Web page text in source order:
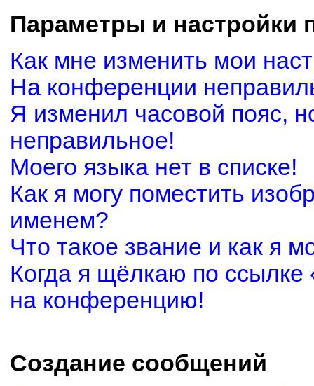
Параметры и настройки
Как мне изменить мои
На конференции
Я изменил часовой пояс,
неправильное!
Моего языка нет в списке!
Как я могу поместить
именем?
Что такое звание и как я
Когда я щёлкаю по ссылке
на конференцию!
Создание сообщений